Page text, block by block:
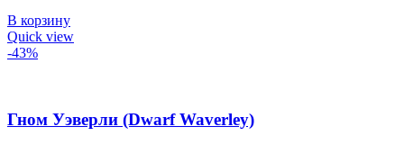
В корзину
Quick view
-43%
Гном Уэверли (Dwarf Waverley)